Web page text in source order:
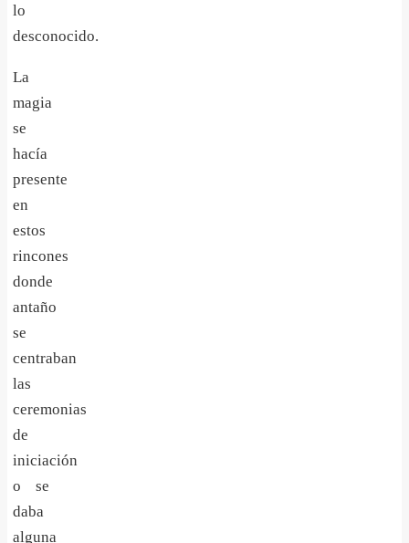
lo
desconocido.
La
magia
se
hacía
presente
en
estos
rincones
donde
antaño
se
centraban
las
ceremonias
de
iniciación
o se
daba
alguna